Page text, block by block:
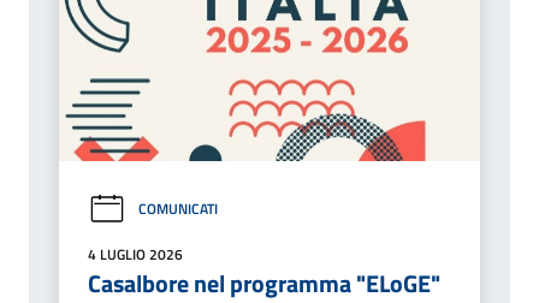
COMUNICATI
4 LUGLIO 2026
Casalbore nel programma "ELoGE"